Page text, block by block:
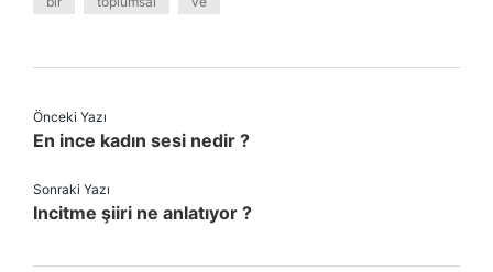
Önceki Yazı
En ince kadın sesi nedir ?
Sonraki Yazı
Incitme şiiri ne anlatıyor ?